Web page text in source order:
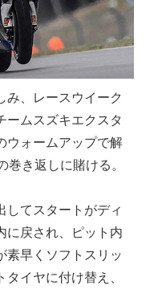
み、レースウイーク
ームスズキエクスタ
ウォームアップで解
巻き返しに賭ける。
してスタートがディ
に戻され、ピット内
素早くソフトスリッ
イヤに付け替え、